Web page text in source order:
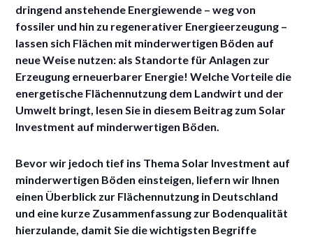
4/12/2023
dringend anstehende Energiewende – weg von
fossiler und hin zu regenerativer Energieerzeugung –
lassen sich Flächen mit minderwertigen Böden auf
neue Weise nutzen: als Standorte für Anlagen zur
Erzeugung erneuerbarer Energie! Welche Vorteile die
energetische Flächennutzung dem Landwirt und der
Umwelt bringt, lesen Sie in diesem Beitrag zum Solar
Investment auf minderwertigen Böden.
Bevor wir jedoch tief ins Thema Solar Investment auf
minderwertigen Böden einsteigen, liefern wir Ihnen
einen Überblick zur Flächennutzung in Deutschland
und eine kurze Zusammenfassung zur Bodenqualität
hierzulande, damit Sie die wichtigsten Begriffe